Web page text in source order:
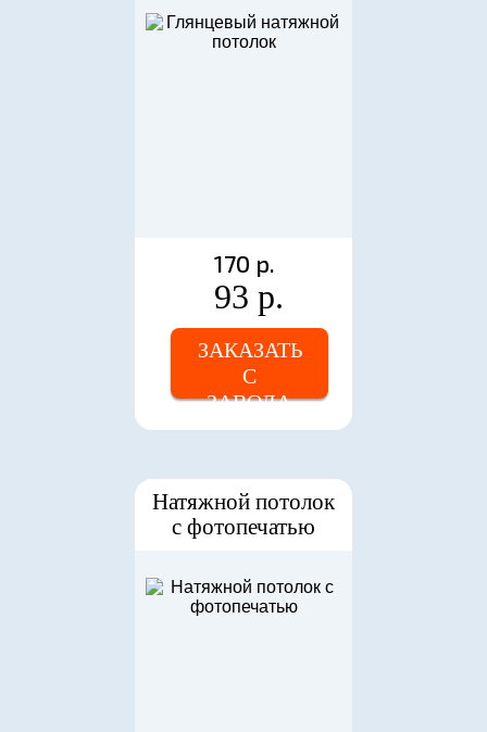
170 р.
93 р.
ЗАКАЗАТЬ
С
ЗАВОДА
Натяжной потолок
с фотопечатью